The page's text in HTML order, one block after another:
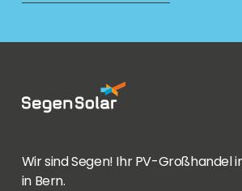
Wir sind Segen! Ihr PV-Großhandel
in Bern.